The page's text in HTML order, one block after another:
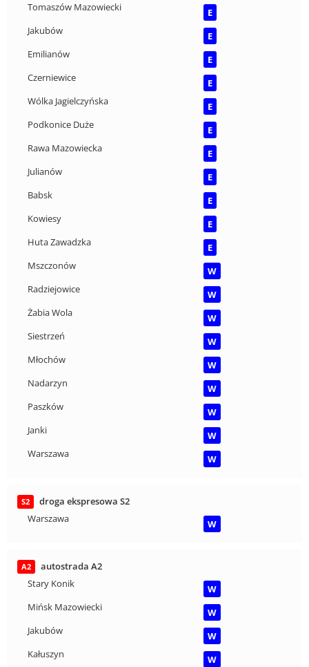
Tomaszów Mazowiecki
E
Jakubów
E
Emilianów
E
Czerniewice
E
Wólka Jagielczyńska
E
Podkonice Duże
E
Rawa Mazowiecka
E
Julianów
E
Babsk
E
Kowiesy
E
Huta Zawadzka
E
Mszczonów
W
Radziejowice
W
Żabia Wola
W
Siestrzeń
W
Młochów
W
Nadarzyn
W
Paszków
W
Janki
W
Warszawa
W
S2
droga ekspresowa S2
Warszawa
W
A2
autostrada A2
Stary Konik
W
Mińsk Mazowiecki
W
Jakubów
W
Kałuszyn
W